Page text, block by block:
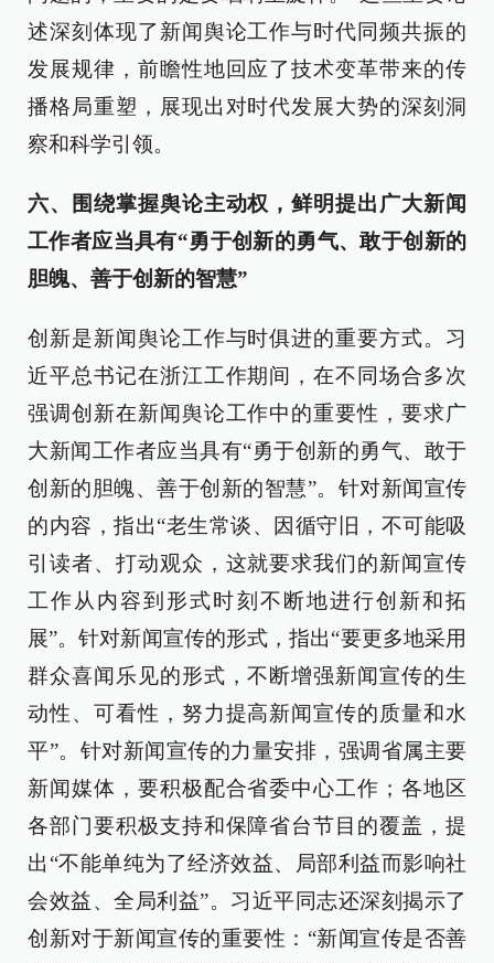
述深刻体现了新闻舆论工作与时代同频共振的
发展规律，前瞻性地回应了技术变革带来的传
播格局重塑，展现出对时代发展大势的深刻洞
察和科学引领。
六、围绕掌握舆论主动权，鲜明提出广大新闻
工作者应当具有“勇于创新的勇气、敢于创新的
胆魄、善于创新的智慧”
创新是新闻舆论工作与时俱进的重要方式。习
近平总书记在浙江工作期间，在不同场合多次
强调创新在新闻舆论工作中的重要性，要求广
大新闻工作者应当具有“勇于创新的勇气、敢于
创新的胆魄、善于创新的智慧”。针对新闻宣传
的内容，指出“老生常谈、因循守旧，不可能吸
引读者、打动观众，这就要求我们的新闻宣传
工作从内容到形式时刻不断地进行创新和拓
展”。针对新闻宣传的形式，指出“要更多地采用
群众喜闻乐见的形式，不断增强新闻宣传的生
动性、可看性，努力提高新闻宣传的质量和水
平”。针对新闻宣传的力量安排，强调省属主要
新闻媒体，要积极配合省委中心工作；各地区
各部门要积极支持和保障省台节目的覆盖，提
出“不能单纯为了经济效益、局部利益而影响社
会效益、全局利益”。习近平同志还深刻揭示了
创新对于新闻宣传的重要性：“新闻宣传是否善